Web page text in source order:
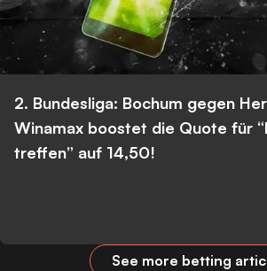
2. Bundesliga: Bochum gegen
Winamax boostet die Quote für
treffen” auf 14,50!
See more betting